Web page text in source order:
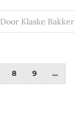
Door Klaske Bakker
8 9 …